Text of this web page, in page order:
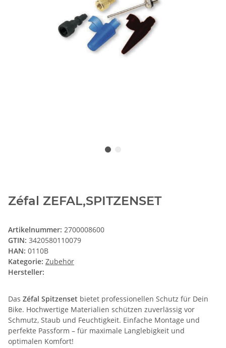
Zéfal ZEFAL,SPITZENSET
Artikelnummer: 2700008600
GTIN: 3420580110079
HAN: 0110B
Kategorie: Zubehör
Hersteller:
Das Zéfal Spitzenset bietet professionellen Schutz für Dein
Bike. Hochwertige Materialien schützen zuverlässig vor
Schmutz, Staub und Feuchtigkeit. Einfache Montage und
perfekte Passform – für maximale Langlebigkeit und
optimalen Komfort!